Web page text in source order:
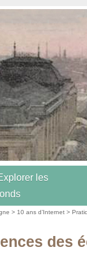
les
> 10 ans d’Internet >
des